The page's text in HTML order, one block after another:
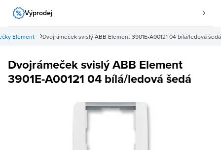
Výprodej
Dvojrámeček svislý ABB Element 3901E-A00121 04 bílá/ledová šedá
Element
Dvojrámeček svislý ABB Element
3901E-A00121 04 bílá/ledová šedá